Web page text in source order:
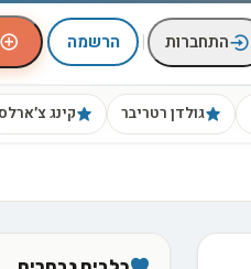
התחברות | הרשמה
גולדן רטריבר קינג